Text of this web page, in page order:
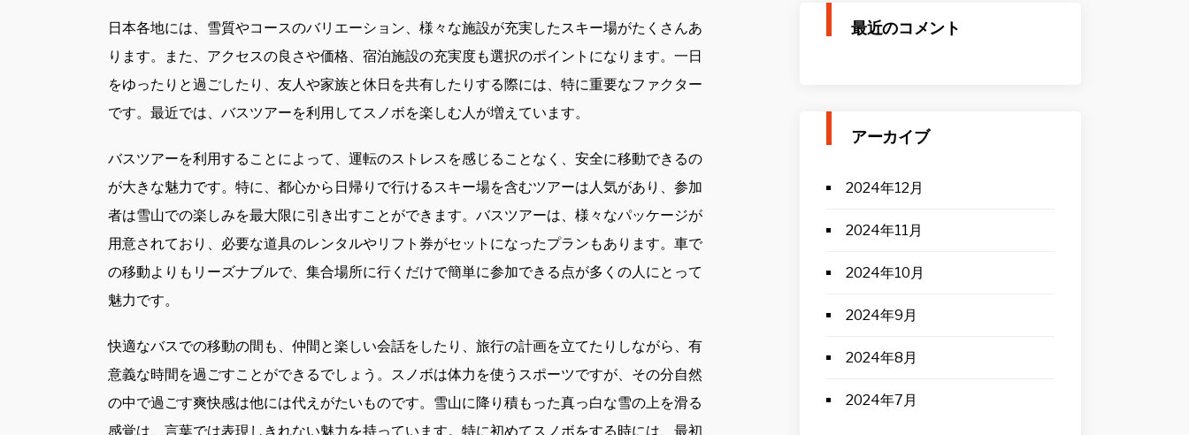
日本各地には、雪質やコースのバリエーション、様々な施設が充実したスキー場がたくさんあ
ります。また、アクセスの良さや価格、宿泊施設の充実度も選択のポイントになります。一日
をゆったりと過ごしたり、友人や家族と休日を共有したりする際には、特に重要なファクター
です。最近では、バスツアーを利用してスノボを楽しむ人が増えています。
バスツアーを利用することによって、運転のストレスを感じることなく、安全に移動できるの
が大きな魅力です。特に、都心から日帰りで行けるスキー場を含むツアーは人気があり、参加
者は雪山での楽しみを最大限に引き出すことができます。バスツアーは、様々なパッケージが
用意されており、必要な道具のレンタルやリフト券がセットになったプランもあります。車で
の移動よりもリーズナブルで、集合場所に行くだけで簡単に参加できる点が多くの人にとって
魅力です。
快適なバスでの移動の間も、仲間と楽しい会話をしたり、旅行の計画を立てたりしながら、有
意義な時間を過ごすことができるでしょう。スノボは体力を使うスポーツですが、その分自然
の中で過ごす爽快感は他には代えがたいものです。雪山に降り積もった真っ白な雪の上を滑る
感覚は、言葉では表現しきれない魅力を持っています。特に初めてスノボをする時には、最初
最近のコメント
アーカイブ
2024年12月
2024年11月
2024年10月
2024年9月
2024年8月
2024年7月